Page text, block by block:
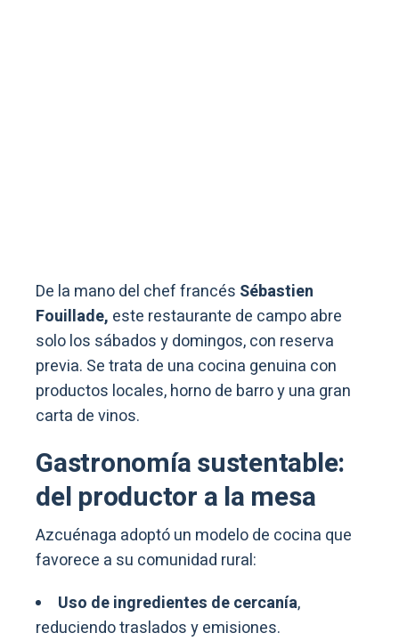
De la mano del chef francés Sébastien
Fouillade, este restaurante de campo abre
solo los sábados y domingos, con reserva
previa. Se trata de una cocina genuina con
productos locales, horno de barro y una gran
carta de vinos.
Gastronomía sustentable:
del productor a la mesa
Azcuénaga adoptó un modelo de cocina que
favorece a su comunidad rural:
Uso de ingredientes de cercanía,
reduciendo traslados y emisiones.